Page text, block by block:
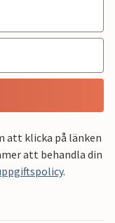
att klicka på länken
att behandla din
.